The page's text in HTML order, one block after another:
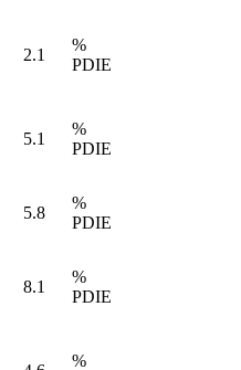
2.1
%
PDIE
5.1
%
PDIE
5.8
%
PDIE
8.1
%
PDIE
%